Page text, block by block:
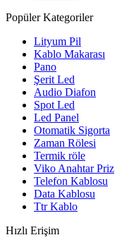
Popüler Kategoriler
Lityum Pil
Kablo Makarası
Pano
Şerit Led
Audio Diafon
Spot Led
Led Panel
Otomatik Sigorta
Zaman Rölesi
Termik röle
Viko Anahtar Priz
Telefon Kablosu
Data Kablosu
Ttr Kablo
Hızlı Erişim